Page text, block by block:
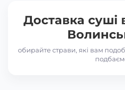
Доставка суші
обирайте страви, які вам